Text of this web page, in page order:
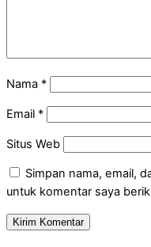
Nama *
Email *
Situs Web
Simpan nama, email,
untuk komentar saya